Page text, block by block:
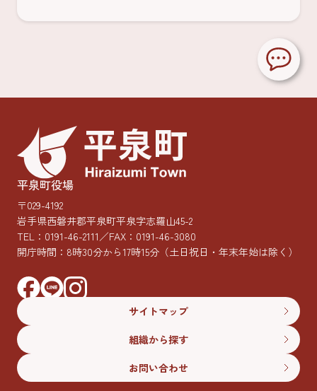
平泉町役場
〒029-4192
岩手県西磐井郡平泉町平泉字志羅山45-2
TEL： 0191-46-2111／FAX：0191-46-3080
開庁時間：8時30分から17時15分 （土日祝日・年末年始は除く）
サイトマップ
組織から探す
お問い合わせ